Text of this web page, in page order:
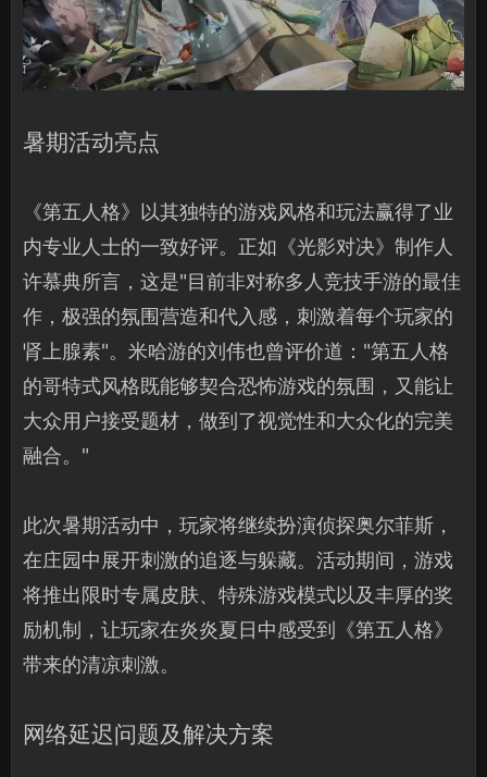
暑期活动亮点
《第五人格》以其独特的游戏风格和玩法赢得了业
内专业人士的一致好评。正如《光影对决》制作人
许慕典所言，这是"目前非对称多人竞技手游的最佳
作，极强的氛围营造和代入感，刺激着每个玩家的
肾上腺素"。米哈游的刘伟也曾评价道："第五人格
的哥特式风格既能够契合恐怖游戏的氛围，又能让
大众用户接受题材，做到了视觉性和大众化的完美
融合。"
此次暑期活动中，玩家将继续扮演侦探奥尔菲斯，
在庄园中展开刺激的追逐与躲藏。活动期间，游戏
将推出限时专属皮肤、特殊游戏模式以及丰厚的奖
励机制，让玩家在炎炎夏日中感受到《第五人格》
带来的清凉刺激。
网络延迟问题及解决方案